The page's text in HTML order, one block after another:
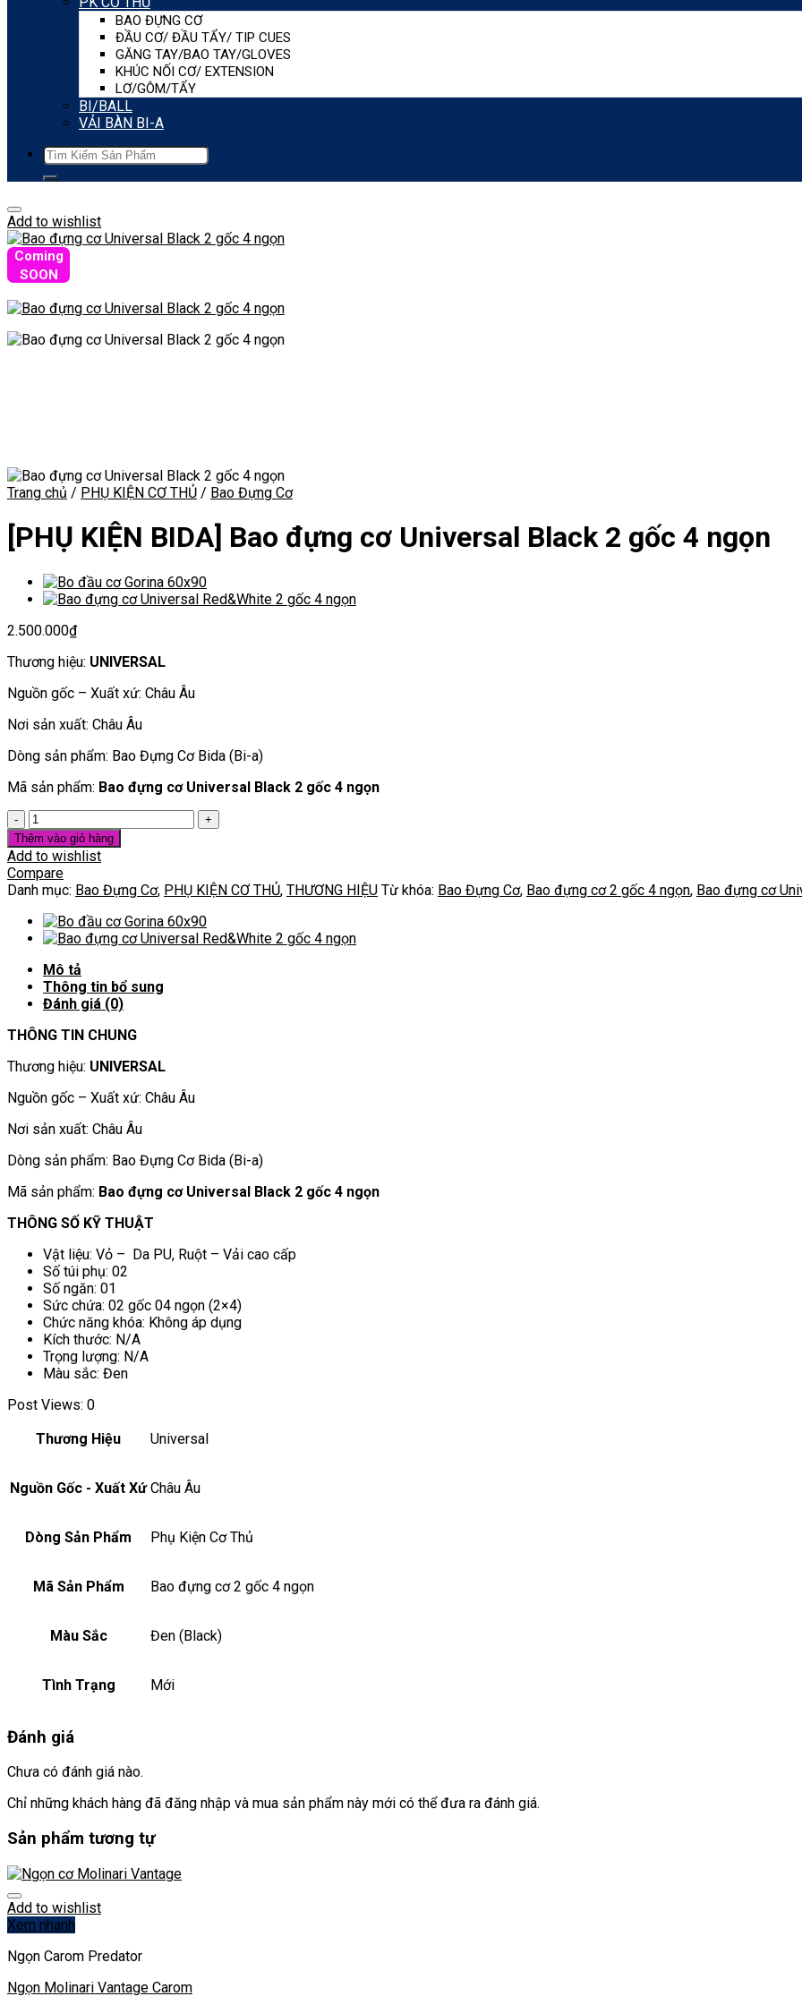
BAO ĐỰNG CƠ
ĐẦU CƠ/ ĐẦU TẨY/ TIP CUES
GĂNG TAY/BAO TAY/GLOVES
KHÚC NỐI CƠ/ EXTENSION
LƠ/GÔM/TẨY
BI/BALL
VẢI BÀN BI-A
Tìm
kiếm:
Add to wishlist
Coming
SOON
Trang chủ / PHỤ KIỆN CƠ THỦ / Bao Đựng Cơ
[PHỤ KIỆN BIDA] Bao đựng cơ Universal Black 2 gốc 4 ngọn
2.500.000₫
Thương hiệu: UNIVERSAL
Nguồn gốc – Xuất xứ: Châu Âu
Nơi sản xuất: Châu Âu
Dòng sản phẩm: Bao Đựng Cơ Bida (Bi-a)
Mã sản phẩm: Bao đựng cơ Universal Black 2 gốc 4 ngọn
[PHỤ
KIỆN
BIDA]
Bao
đựng
Universal
Black
gốc
4
ngọn
lượng
Thêm vào giỏ hàng
Add to wishlist
Compare
Danh mục: Bao Đựng Cơ, PHỤ KIỆN CƠ THỦ, THƯƠNG HIỆU Từ khóa: Bao Đựng Cơ, Bao đựng cơ 2 gốc 4 ngọn, Bao đựng cơ
Mô tả
Thông tin bổ sung
Đánh giá (0)
THÔNG TIN CHUNG
Thương hiệu: UNIVERSAL
Nguồn gốc – Xuất xứ: Châu Âu
Nơi sản xuất: Châu Âu
Dòng sản phẩm: Bao Đựng Cơ Bida (Bi-a)
Mã sản phẩm: Bao đựng cơ Universal Black 2 gốc 4 ngọn
THÔNG SỐ KỸ THUẬT
Vật liệu: Vỏ – Da PU, Ruột – Vải cao cấp
Số túi phụ: 02
Số ngăn: 01
Sức chứa: 02 gốc 04 ngọn (2×4)
Chức năng khóa: Không áp dụng
Kích thước: N/A
Trọng lượng: N/A
Màu sắc: Đen
Post Views: 0
Thương Hiệu
Universal
Nguồn Gốc - Xuất Xứ Châu Âu
Dòng Sản Phẩm Phụ Kiện Cơ Thủ
Mã Sản Phẩm Bao đựng cơ 2 gốc 4 ngọn
Màu Sắc Đen (Black)
Tình Trạng Mới
Đánh giá
Chưa có đánh giá nào.
Chỉ những khách hàng đã đăng nhập và mua sản phẩm này mới có thể đưa ra đánh giá.
Sản phẩm tương tự
Add to wishlist
Xem nhanh
Ngọn Carom Predator
Ngọn Molinari Vantage Carom